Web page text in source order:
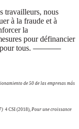
travailleurs, nous
à la fraude et à
la
pour définancier
tous. ———–
de 50 de las empresas más
4 CSI (2018), Pour une croissance